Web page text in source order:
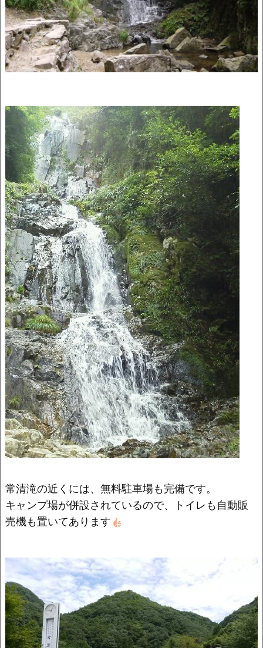
常清滝の近くには、無料駐車場も完備です。
キャンプ場が併設されているので、トイレも自動販
売機も置いてあります